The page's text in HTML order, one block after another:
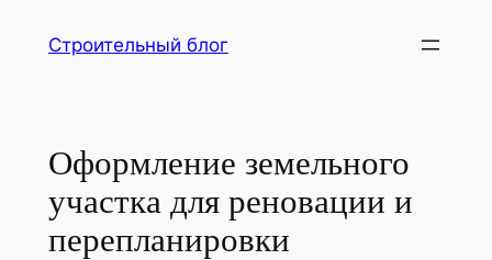
Строительный блог
Оформление земельного
участка для реновации и
перепланировки